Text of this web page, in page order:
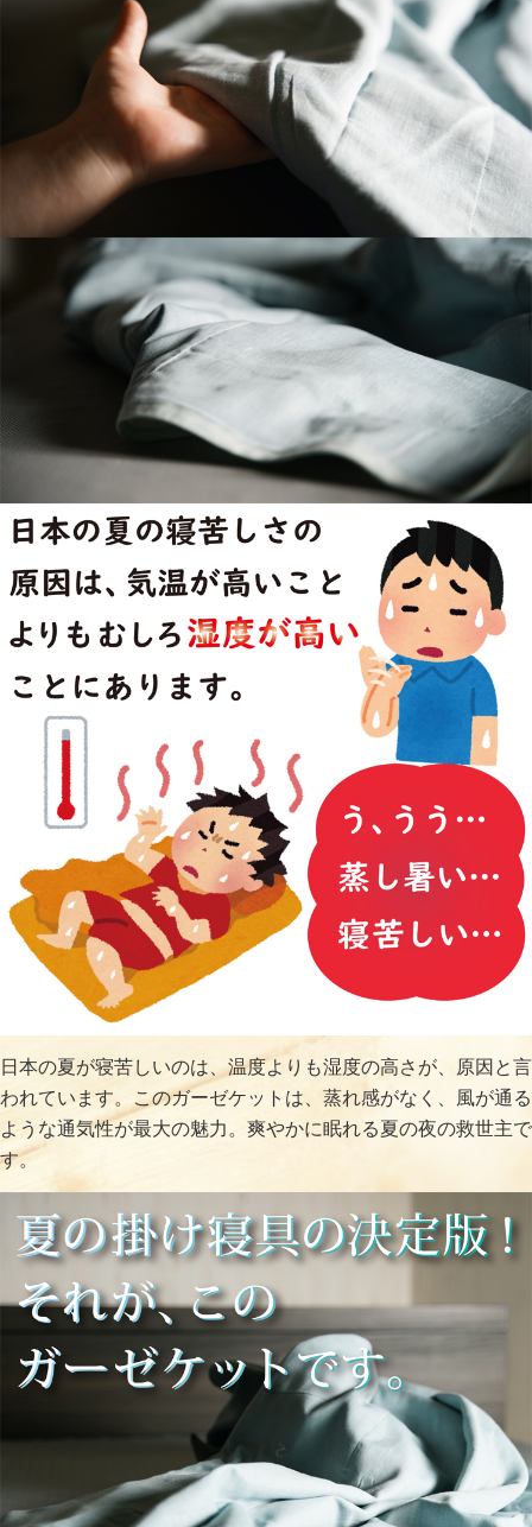
日本の夏が寝苦しいのは、温度よりも湿度の高さが、原因と言
われています。このガーゼケットは、蒸れ感がなく、風が通る
ような通気性が最大の魅力。爽やかに眠れる夏の夜の救世主で
す。